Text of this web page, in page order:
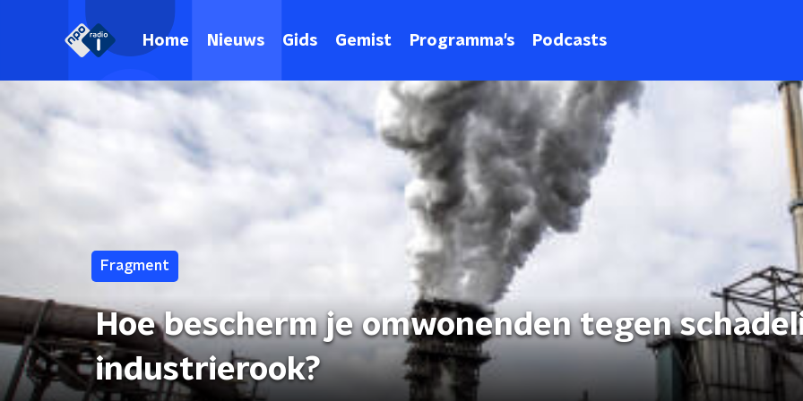
Home Nieuws Gids Gemist Programma's Podcasts
Fragment
Hoe bescherm je omwonenden tegen
industrierook?